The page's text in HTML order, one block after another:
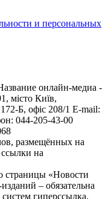
и персональных
онлайн-медиа -
місто Київ,
Б, офіс 208/1 E-mail:
044-205-43-00
размещённых на
на
страницы «Новости
– обязательна
гиперссылка.